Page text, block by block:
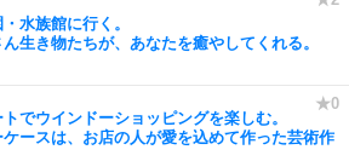
水族館に行く。
生き物たちが、あなたを癒やしてくれる。
でウインドーショッピングを楽しむ。
ケースは、お店の人が愛を込めて作った芸術作